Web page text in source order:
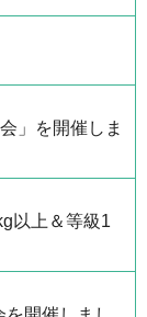
」を開催しま
以上＆等級1